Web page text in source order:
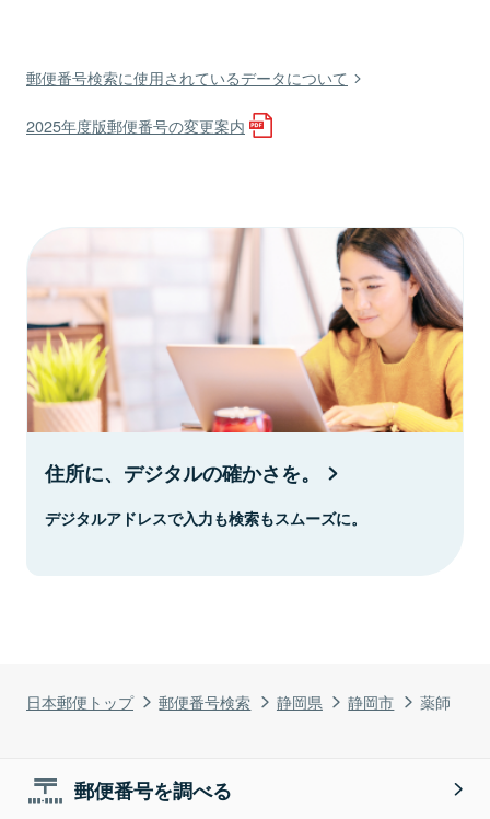
日本郵便トップ 郵便番号検索 静岡県 静岡市 薬師
郵便番号検索に使用されているデータについて
2025年度版郵便番号の変更案内
住所に、デジタルの確かさを。
デジタルアドレスで入力も検索もスムーズに。
郵便番号を調べる